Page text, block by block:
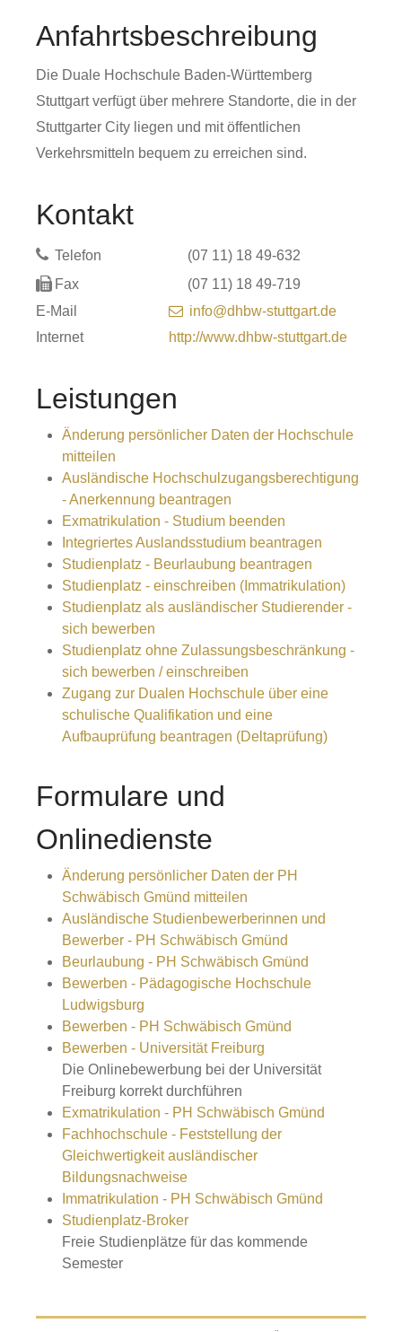
Anfahrtsbeschreibung
Die Duale Hochschule Baden-Württemberg
Stuttgart verfügt über mehrere Standorte, die in der
Stuttgarter City liegen und mit öffentlichen
Verkehrsmitteln bequem zu erreichen sind.
Kontakt
Telefon (07 11) 18 49-632
Fax
(07 11) 18 49-719
E-Mail
info@dhbw-stuttgart.de
Internet
http://www.dhbw-stuttgart.de
Leistungen
Änderung persönlicher Daten der Hochschule
mitteilen
Ausländische Hochschulzugangsberechtigung
- Anerkennung beantragen
Exmatrikulation - Studium beenden
Integriertes Auslandsstudium beantragen
Studienplatz - Beurlaubung beantragen
Studienplatz - einschreiben (Immatrikulation)
Studienplatz als ausländischer Studierender -
sich bewerben
Studienplatz ohne Zulassungsbeschränkung -
sich bewerben / einschreiben
Zugang zur Dualen Hochschule über eine
schulische Qualifikation und eine
Aufbauprüfung beantragen (Deltaprüfung)
Formulare und
Onlinedienste
Änderung persönlicher Daten der PH
Schwäbisch Gmünd mitteilen
Ausländische Studienbewerberinnen und
Bewerber - PH Schwäbisch Gmünd
Beurlaubung - PH Schwäbisch Gmünd
Bewerben - Pädagogische Hochschule
Ludwigsburg
Bewerben - PH Schwäbisch Gmünd
Bewerben - Universität Freiburg
Die Onlinebewerbung bei der Universität
Freiburg korrekt durchführen
Exmatrikulation - PH Schwäbisch Gmünd
Fachhochschule - Feststellung der
Gleichwertigkeit ausländischer
Bildungsnachweise
Immatrikulation - PH Schwäbisch Gmünd
Studienplatz-Broker
Freie Studienplätze für das kommende
Semester